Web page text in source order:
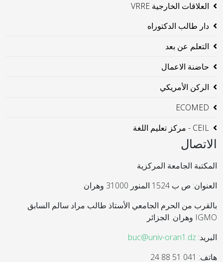
العلاقات الخارجية VRRE
دار طالب الدكتوراه
التعلم عن بعد
حاضنة الاعمال
الركن الأمريكي
ECOMED
CEIL - مركز تعليم اللغة
الاتصال
المكتبة الجامعة المركزية
العنوان: ص ب 1524 المنور 31000 وهران
بالقرب من الحرم الجامعي الأستاذ طالب مراد سالم السابق
IGMO وهران. الجزائر
البريد: buc@univ-oran1.dz
هاتف: 041 51 88 24